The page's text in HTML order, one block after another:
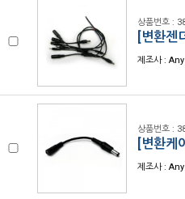
상품번호 :
[변환젠
제조사 :
상품번호 :
[변환케
제조사 :